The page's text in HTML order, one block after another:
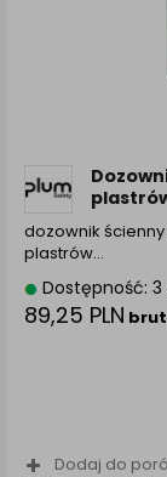
dozownik
plastrów…
Dostępność: 3
89,25 PLN
Dodaj do